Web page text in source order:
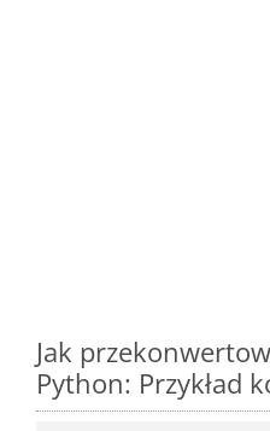
Jak
Python: Przykład